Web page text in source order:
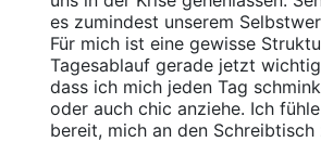
es zumindest unserem
Für mich ist eine gewisse
Tagesablauf gerade jetzt
dass ich mich jeden Tag
oder auch chic anziehe. Ich
bereit, mich an den Schreibtisch